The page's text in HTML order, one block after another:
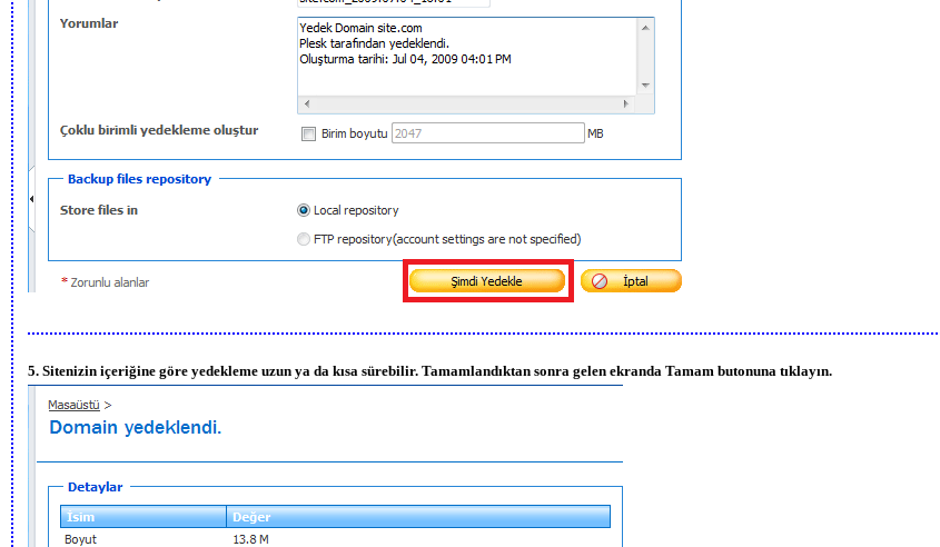
5. Sitenizin içeriğine göre yedekleme uzun ya da kısa sürebilir. Tamamlandıktan sonra gelen ekranda Tamam butonuna tıklayın.